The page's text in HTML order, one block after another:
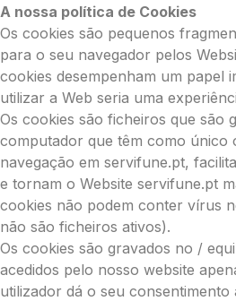
A nossa política de Cookies
Os cookies são pequenos
para o seu navegador pelos
cookies desempenham um papel
utilizar a Web seria uma
Os cookies são ficheiros que são
computador que têm como único
navegação em servifune.pt,
e tornam o Website servifune.pt
cookies não podem conter vírus
não são ficheiros ativos).
Os cookies são gravados no /
acedidos pelo nosso website
utilizador dá o seu consentimento